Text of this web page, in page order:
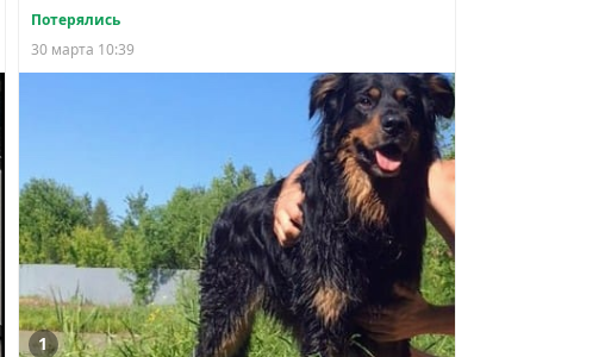
Потерялись
30 марта 10:39
1